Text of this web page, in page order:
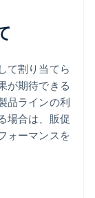
て割り当てら
が期待できる
品ラインの利
場合は、販促
ォーマンスを